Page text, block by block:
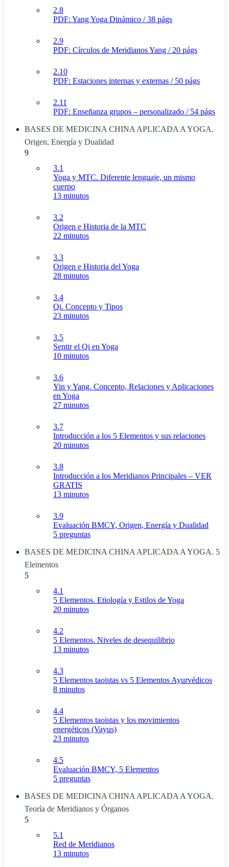
2.8
PDF: Yang Yoga Dinámico / 38 págs
2.9
PDF: Círculos de Meridianos Yang / 20 págs
2.10
PDF: Estaciones internas y externas / 50 págs
2.11
PDF: Enseñanza grupos – personalizado / 54 págs
BASES DE MEDICINA CHINA APLICADA A YOGA.
Origen, Energía y Dualidad
9
3.1
Yoga y MTC. Diferente lenguaje, un mismo
cuerpo
13 minutos
3.2
Origen e Historia de la MTC
22 minutos
3.3
Origen e Historia del Yoga
28 minutos
3.4
Qi. Concepto y Tipos
23 minutos
3.5
Sentir el Qi en Yoga
10 minutos
3.6
Yin y Yang. Concepto, Relaciones y Aplicaciones
en Yoga
27 minutos
3.7
Introducción a los 5 Elementos y sus relaciones
20 minutos
3.8
Introducción a los Meridianos Principales – VER
GRATIS
13 minutos
3.9
Evaluación BMCY, Origen, Energía y Dualidad
5 preguntas
BASES DE MEDICINA CHINA APLICADA A YOGA. 5
Elementos
5
4.1
5 Elementos. Etiología y Estilos de Yoga
20 minutos
4.2
5 Elementos. Niveles de desequilibrio
13 minutos
4.3
5 Elementos taoistas vs 5 Elementos Ayurvédicos
8 minutos
4.4
5 Elementos taoistas y los movimientos
energéticos (Vayus)
23 minutos
4.5
Evaluación BMCY, 5 Elementos
5 preguntas
BASES DE MEDICINA CHINA APLICADA A YOGA.
Teoría de Meridianos y Órganos
5
5.1
Red de Meridianos
13 minutos